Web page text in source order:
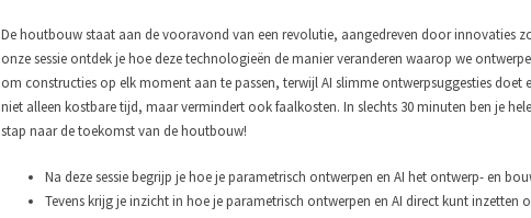
De houtbouw staat aan de vooravond van een revolutie, aangedreven door innovaties
onze sessie ontdek je hoe deze technologieën de manier veranderen waarop we
om constructies op elk moment aan te passen, terwijl AI slimme ontwerpsuggesties
niet alleen kostbare tijd, maar vermindert ook faalkosten. In slechts 30 minuten ben je
stap naar de toekomst van de houtbouw!
Na deze sessie begrijp je hoe je parametrisch ontwerpen en AI het ontwerp- en
Tevens krijg je inzicht in hoe je parametrisch ontwerpen en AI direct kunt inzetten